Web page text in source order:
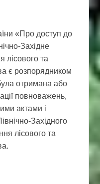
«Про доступ до
Західне
лісового та
є розпорядником
отримана або
повноважень,
актами і
Західного
лісового та